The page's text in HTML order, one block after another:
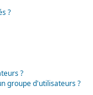
?
?
groupe d'utilisateurs ?